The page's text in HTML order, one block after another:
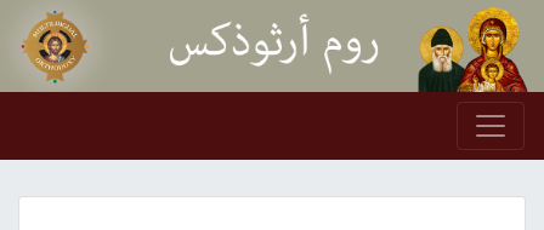
Skip to content
Main Navigation